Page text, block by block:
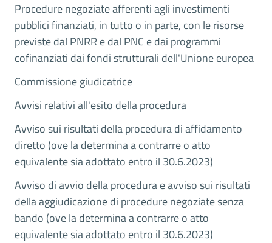
Procedure negoziate afferenti agli investimenti
pubblici finanziati, in tutto o in parte, con le risorse
previste dal PNRR e dal PNC e dai programmi
cofinanziati dai fondi strutturali dell'Unione europea
Commissione giudicatrice
Avvisi relativi all'esito della procedura
Avviso sui risultati della procedura di affidamento
diretto (ove la determina a contrarre o atto
equivalente sia adottato entro il 30.6.2023)
Avviso di avvio della procedura e avviso sui risultati
della aggiudicazione di procedure negoziate senza
bando (ove la determina a contrarre o atto
equivalente sia adottato entro il 30.6.2023)